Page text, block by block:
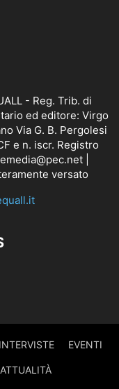
- Reg. Trib. di
ed editore: Virgo
Via G. B. Pergolesi
e n. iscr. Registro
|
versato
INTERVISTE EVENTI
ATTUALITÀ